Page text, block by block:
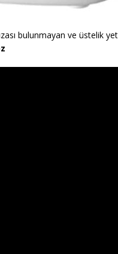
bulunmayan ve üstelik